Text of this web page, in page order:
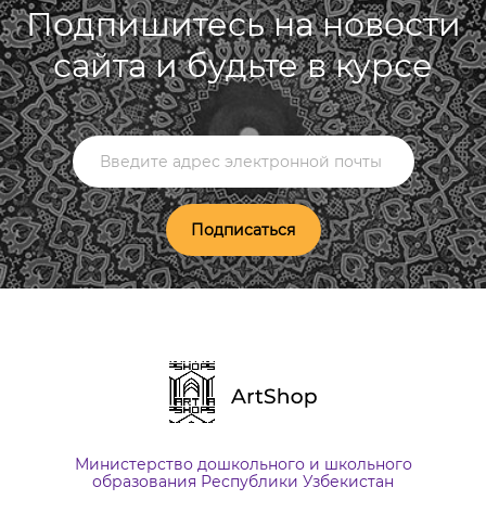
Подпишитесь на новости
сайта и будьте в курсе
Подписаться
Министерство дошкольного и школьного
образования Республики Узбекистан